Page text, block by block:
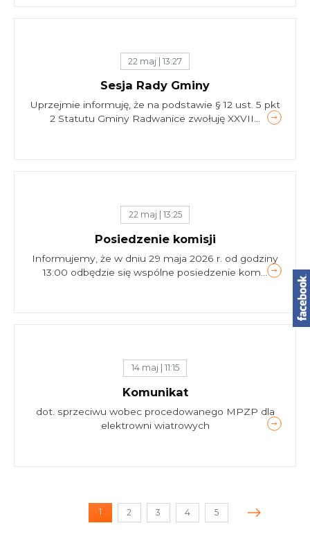
22 maj | 13:27
Sesja Rady Gminy
Uprzejmie informuję, że na podstawie § 12 ust. 5 pkt
2 Statutu Gminy Radwanice zwołuję XXVII...
22 maj | 13:25
Posiedzenie komisji
Informujemy, że w dniu 29 maja 2026 r. od godziny
13:00 odbędzie się wspólne posiedzenie kom...
14 maj | 11:15
Komunikat
dot. sprzeciwu wobec procedowanego MPZP dla
elektrowni wiatrowych
1
2 3 4 5